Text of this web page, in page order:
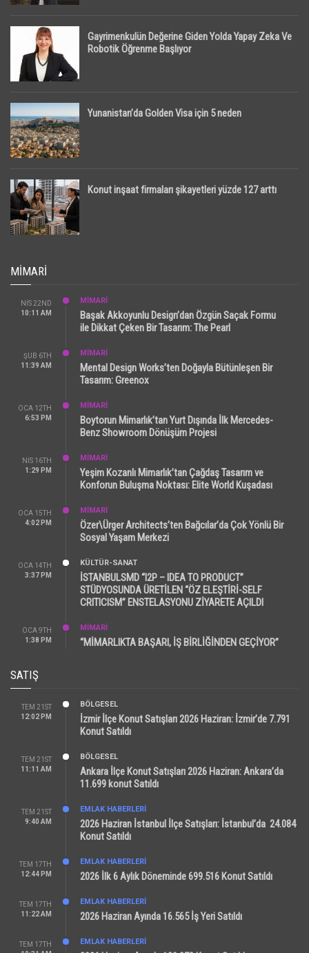
Gayrimenkulün Değerine Giden Yolda Yapay Zeka Ve
Robotik Öğrenme Başlıyor
Yunanistan’da Golden Visa için 5 neden
Konut inşaat firmaları şikayetleri yüzde 127 arttı
MIMARI
NIS 22ND
10:11 AM
MİMARİ
Başak Akkoyunlu Design’dan Özgün Saçak Formu
ile Dikkat Çeken Bir Tasarım: The Pearl
ŞUB 6TH
11:39 AM
MİMARİ
Mental Design Works’ten Doğayla Bütünleşen Bir
Tasarım: Greenox
OCA 12TH
6:53 PM
MİMARİ
Boytorun Mimarlık’tan Yurt Dışında İlk Mercedes-
Benz Showroom Dönüşüm Projesi
NIS 16TH
1:29 PM
MİMARİ
Yeşim Kozanlı Mimarlık’tan Çağdaş Tasarım ve
Konforun Buluşma Noktası: Elite World Kuşadası
OCA 15TH
4:02 PM
MİMARİ
Özer\Ürger Architects’ten Bağcılar’da Çok Yönlü Bir
Sosyal Yaşam Merkezi
OCA 14TH
3:37 PM
KÜLTÜR-SANAT
İSTANBULSMD “I2P – IDEA TO PRODUCT”
STÜDYOSUNDA ÜRETİLEN “ÖZ ELEŞTİRİ-SELF
CRITICISM” ENSTELASYONU ZİYARETE AÇILDI
OCA 9TH
1:38 PM
MİMARİ
“MİMARLIKTA BAŞARI, İŞ BİRLİĞİNDEN GEÇİYOR”
SATIŞ
TEM 21ST
12:02 PM
BÖLGESEL
İzmir İlçe Konut Satışları 2026 Haziran: İzmir’de 7.791
Konut Satıldı
TEM 21ST
11:11 AM
BÖLGESEL
Ankara İlçe Konut Satışları 2026 Haziran: Ankara’da
11.699 konut Satıldı
TEM 21ST
9:40 AM
EMLAK HABERLERI
2026 Haziran İstanbul İlçe Satışları: İstanbul’da 24.084
Konut Satıldı
TEM 17TH
12:44 PM
EMLAK HABERLERI
2026 İlk 6 Aylık Döneminde 699.516 Konut Satıldı
TEM 17TH
11:22 AM
EMLAK HABERLERI
2026 Haziran Ayında 16.565 İş Yeri Satıldı
TEM 17TH
EMLAK HABERLERI